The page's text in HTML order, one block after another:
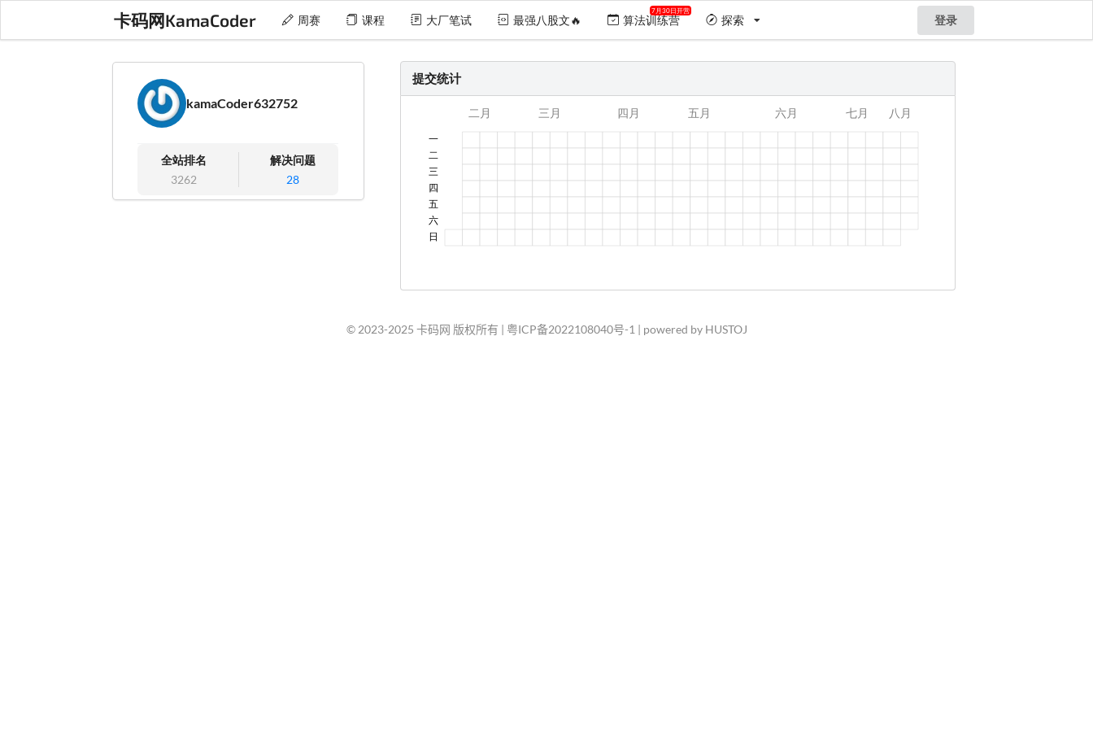
卡码网KamaCoder 周赛 课程 大厂笔试 最强八股文🔥 算法训练营
7月30日开营
探索 登录
kamaCoder632752
全站排名
3262
解决问题
28
提交统计
© 2023-2025 卡码网 版权所有 | 粤ICP备2022108040号-1 | powered by HUSTOJ